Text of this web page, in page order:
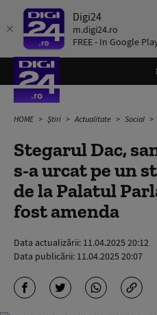
Digi24
m.digi24.ro
FREE - In Google
HOME Știri Actualitate Social
Stegarul Dac,
s-a urcat pe un
de la Palatul
fost amenda
Data actualizării: 11.04.2025 20:12
Data publicării: 11.04.2025 20:07